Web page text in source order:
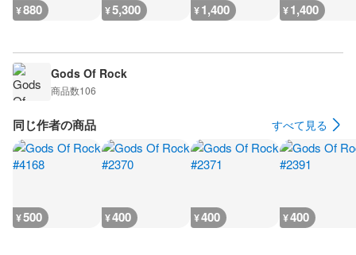
¥880 ¥5,300 ¥1,400 ¥1,400
Gods Of Rock
商品数106
同じ作者の商品 すべて見る
¥500 ¥400 ¥400 ¥400